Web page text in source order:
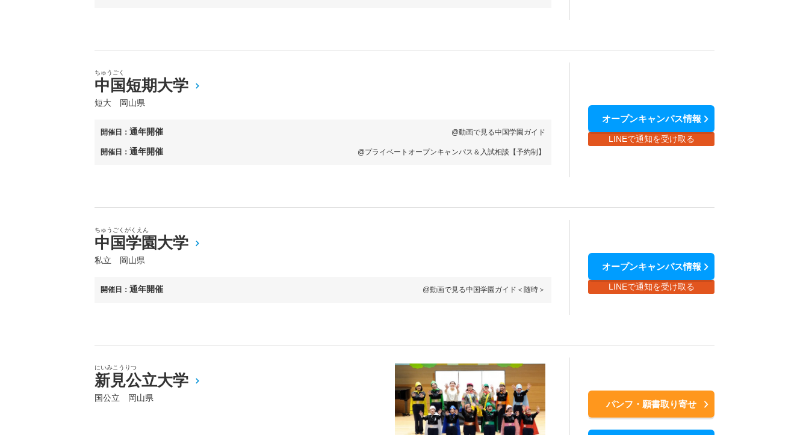
ちゅうごく
中国短期大学
短大 岡山県
開催日： 通年開催 @動画で見る中国学園ガイド
開催日： 通年開催 @プライベートオープンキャンパス＆入試相談【予約制】
オープンキャンパス情報
LINEで通知を受け取る
ちゅうごくがくえん
中国学園大学
私立 岡山県
開催日： 通年開催 @動画で見る中国学園ガイド＜随時＞
オープンキャンパス情報
LINEで通知を受け取る
にいみこうりつ
新見公立大学
国公立 岡山県
パンフ・願書取り寄せ